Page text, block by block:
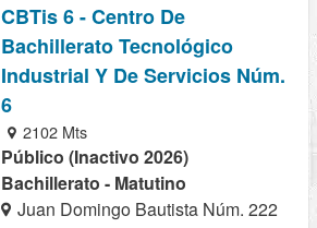
CBTis 6 - Centro De
Bachillerato Tecnológico
Industrial Y De Servicios Núm.
6
2102 Mts
Público (Inactivo 2026)
Bachillerato - Matutino
Juan Domingo Bautista Núm. 222